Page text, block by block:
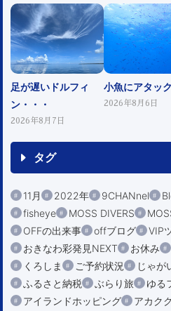
足が遅いドルフィ
ン・・・
2026年8月7日
小魚にアタッ
2026年8月6日
タグ
11月 2022年 9CHANnel
fisheye
MOSS DIVERS
OFFの出来事
offブログ VIP
おきなわ彩発見NEXT
お休み
くろしま
ご予約状況 じゃが
ふるさと納税
ぶらり旅
ゆる
アイランドホッピング
アカク